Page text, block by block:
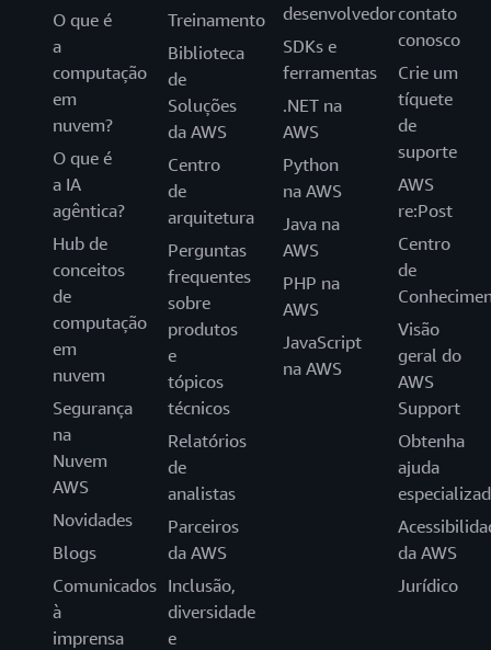
O que é
a
computação
em
nuvem?
O que é
a IA
agêntica?
Hub de
conceitos
de
computação
em
nuvem
Segurança
na
Nuvem
AWS
Novidades
Blogs
Comunicados
à
imprensa
Treinamento
Biblioteca
de
Soluções
da AWS
Centro
de
arquitetura
Perguntas
frequentes
sobre
produtos
e
tópicos
técnicos
Relatórios
de
analistas
Parceiros
da AWS
Inclusão,
diversidade
e
desenvolvedor
SDKs e
ferramentas
.NET na
AWS
Python
na AWS
Java na
AWS
PHP na
AWS
JavaScript
na AWS
contato
conosco
Crie um
tíquete
de
suporte
AWS
re:Post
Centro
de
Visão
geral do
AWS
Support
Obtenha
ajuda
da AWS
Jurídico